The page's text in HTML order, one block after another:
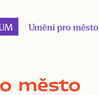
Umění pro město
město